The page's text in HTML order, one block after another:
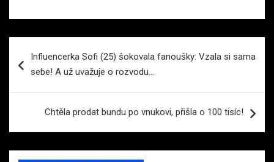
proInfluencerka Sofi (25) šokovala fanoušky: Vzala si sama
sebe! A už uvažuje o rozvodu…
Chtěla prodat bundu po vnukovi, přišla o 100 tisíc!